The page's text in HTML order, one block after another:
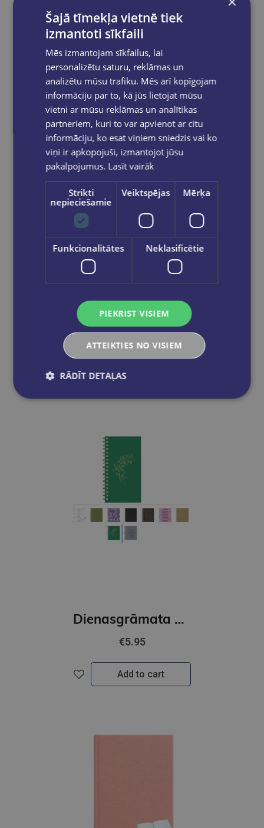
Skolotāja dienasgrāmata 26/27 Mācīšana ir superspēja
€16.95
Add to cart
Add to cart
Dienasgrāmata BTS MIDI Spiral Cardboard A6 26-27 2316919000
€5.95
Add to cart
Šajā tīmekļa vietnē tiek
izmantoti sīkfaili
Mēs izmantojam sīkfailus, lai
personalizētu saturu, reklāmas un
analizētu mūsu trafiku. Mēs arī kopīgojam
informāciju par to, kā jūs lietojat mūsu
vietni ar mūsu reklāmas un analītikas
partneriem, kuri to var apvienot ar citu
informāciju, ko esat viņiem sniedzis vai ko
viņi ir apkopojuši, izmantojot jūsu
pakalpojumus. Lasīt vairāk
Strikti
nepieciešamie
Veiktspējas Mērķa
Funkcionalitātes Neklasificētie
PIEKRIST VISIEM
ATTEIKTIES NO VISIEM
RĀDĪT DETAĻAS